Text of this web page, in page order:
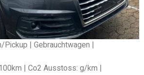
Pickup | Gebrauchtwagen |
| Co2 Ausstoss: g/km |